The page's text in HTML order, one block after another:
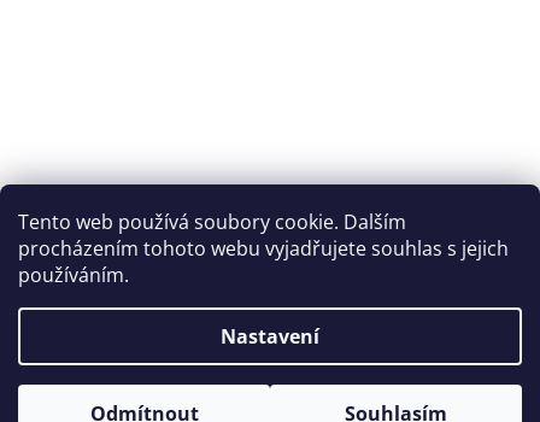
Tento web používá soubory cookie. Dalším
procházením tohoto webu vyjadřujete souhlas s jejich
používáním.
Nastavení
Odmítnout Souhlasím
Copyright 2026eshop Dům-jógy s.r.o.. Všechna práva
vyhrazena.
Upravit nastavení cookies